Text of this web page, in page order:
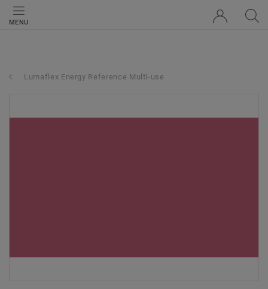
MENU
Lumaflex Energy Reference Multi-use